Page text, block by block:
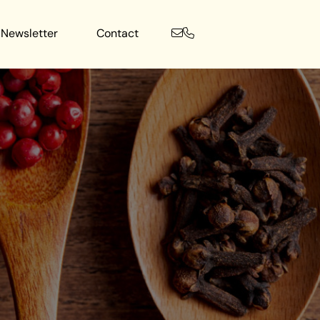
Newsletter Contact